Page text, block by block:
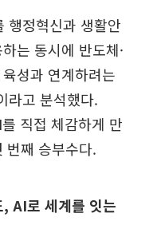
행정혁신과 생활안
는 동시에 반도체·
성과 연계하려는
라고 분석했다.
직접 체감하게 만
번째 승부수다.
AI로 세계를 잇는